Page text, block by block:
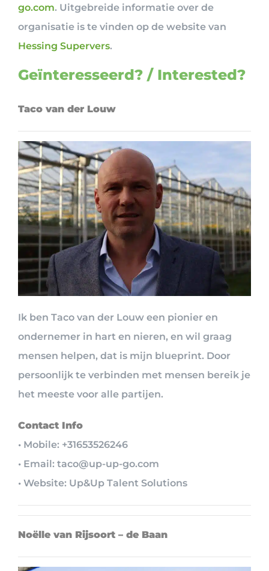
go.com. Uitgebreide informatie over de
organisatie is te vinden op de website van
Hessing Supervers.
Geïnteresseerd? / Interested?
Taco van der Louw
Ik ben Taco van der Louw een pionier en
ondernemer in hart en nieren, en wil graag
mensen helpen, dat is mijn blueprint. Door
persoonlijk te verbinden met mensen bereik je
het meeste voor alle partijen.
Contact Info
• Mobile: +31653526246
• Email: taco@up-up-go.com
• Website: Up&Up Talent Solutions
Noëlle van Rijsoort – de Baan